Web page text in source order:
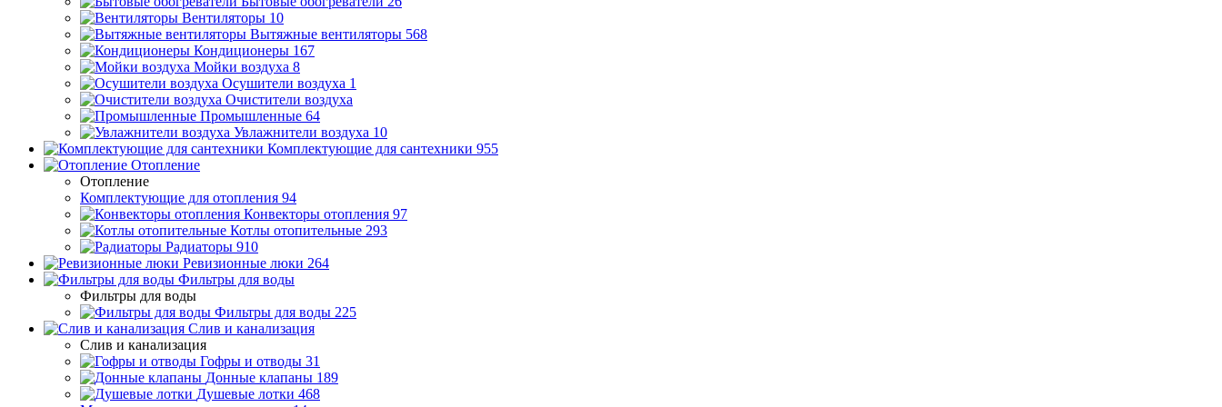
Вентиляторы 10
Вытяжные вентиляторы 568
Кондиционеры 167
Мойки воздуха 8
Осушители воздуха 1
Очистители воздуха
Промышленные 64
Увлажнители воздуха 10
Комплектующие для сантехники 955
Отопление
Отопление
Комплектующие для отопления 94
Конвекторы отопления 97
Котлы отопительные 293
Радиаторы 910
Ревизионные люки 264
Фильтры для воды
Фильтры для воды
Фильтры для воды 225
Слив и канализация
Слив и канализация
Гофры и отводы 31
Донные клапаны 189
Душевые лотки 468